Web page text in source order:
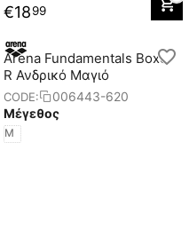
€1899
Arena Fundamentals Boxer
R Ανδρικό Μαγιό
CODE:
006443-620
Μέγεθος
M